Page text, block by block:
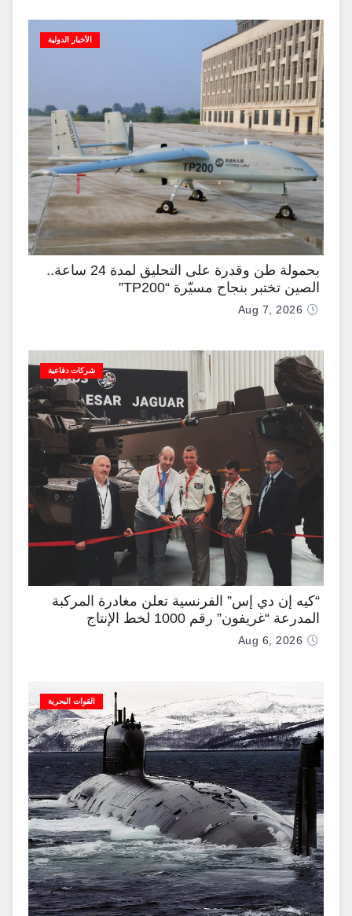
الأخبار الدولية
بحمولة طن وقدرة على التحليق لمدة 24 ساعة..
الصين تختبر بنجاح مسيّرة “TP200”
Aug 7, 2026
شركات دفاعية
“كيه إن دي إس” الفرنسية تعلن مغادرة المركبة
المدرعة “غريفون” رقم 1000 لخط الإنتاج
Aug 6, 2026
القوات البحرية